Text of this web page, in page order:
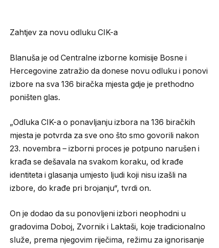
Zahtjev za novu odluku CIK-a
Blanuša je od Centralne izborne komisije Bosne i
Hercegovine zatražio da donese novu odluku i ponovi
izbore na sva 136 biračka mjesta gdje je prethodno
poništen glas.
„Odluka CIK-a o ponavljanju izbora na 136 biračkih
mjesta je potvrda za sve ono što smo govorili nakon
23. novembra – izborni proces je potpuno narušen i
krađa se dešavala na svakom koraku, od krađe
identiteta i glasanja umjesto ljudi koji nisu izašli na
izbore, do krađe pri brojanju“, tvrdi on.
On je dodao da su ponovljeni izbori neophodni u
gradovima Doboj, Zvornik i Laktaši, koje tradicionalno
služe, prema njegovim riječima, režimu za ignorisanje